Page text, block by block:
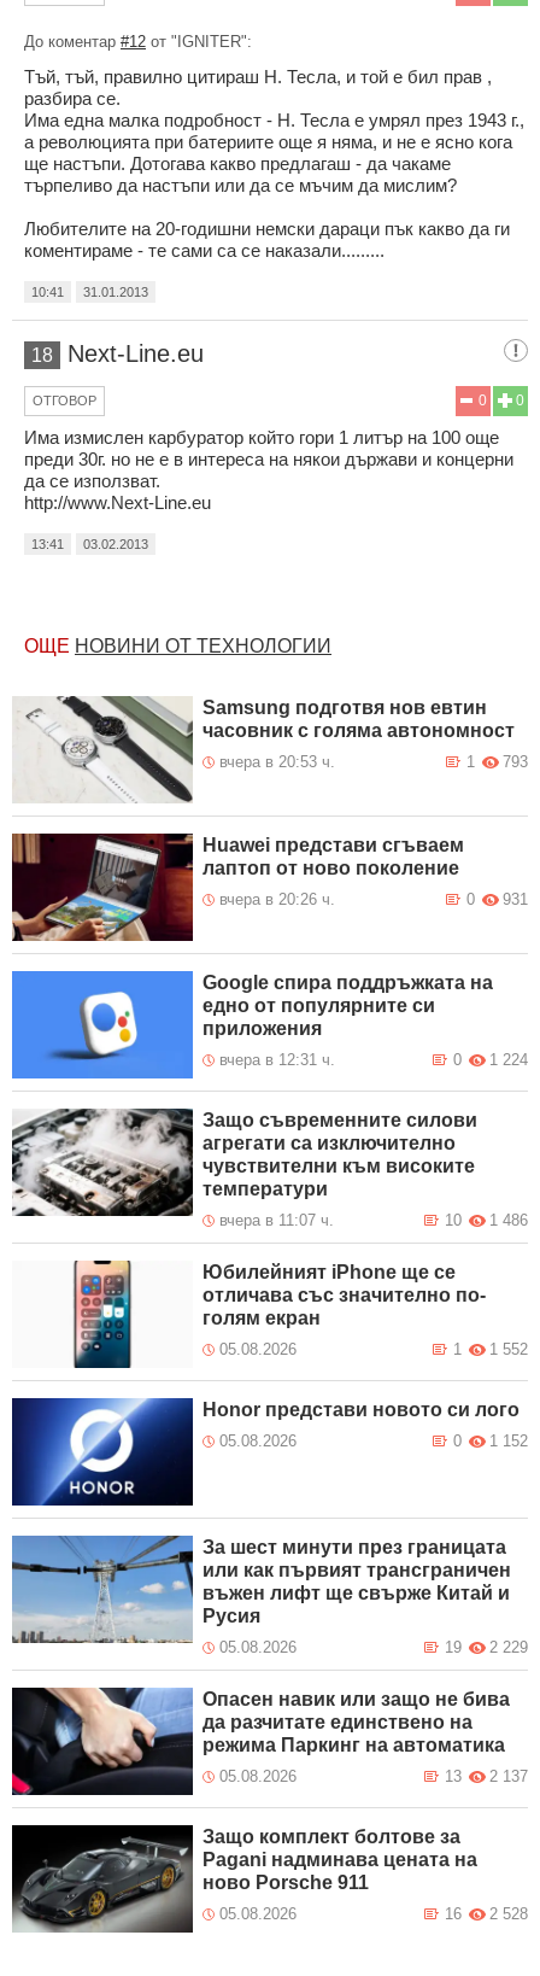
До коментар #12 от "IGNITER":
Тъй, тъй, правилно цитираш Н. Тесла, и той е бил прав ,
разбира се.
Има една малка подробност - Н. Тесла е умрял през 1943 г.,
а революцията при батериите още я няма, и не е ясно кога
ще настъпи. Дотогава какво предлагаш - да чакаме
търпеливо да настъпи или да се мъчим да мислим?
Любителите на 20-годишни немски дараци пък какво да ги
коментираме - те сами са се наказали.........
10:41 31.01.2013
18 Next-Line.eu
0
0
ОТГОВОР
Има измислен карбуратор който гори 1 литър на 100 още
преди 30г. но не е в интереса на някои държави и концерни
да се използват.
http://www.Next-Line.eu
13:41 03.02.2013
ОЩЕ НОВИНИ ОТ ТЕХНОЛОГИИ
Samsung подготвя нов евтин
часовник с голяма автономност
вчера в 20:53 ч. 793
1
Huawei представи сгъваем
лаптоп от ново поколение
вчера в 20:26 ч. 931
0
Google спира поддръжката на
едно от популярните си
приложения
вчера в 12:31 ч. 1 224
0
Защо съвременните силови
агрегати са изключително
чувствителни към високите
температури
вчера в 11:07 ч. 1 486
10
Юбилейният iPhone ще се
отличава със значително по-
голям екран
05.08.2026 1 552
1
Honor представи новото си лого
05.08.2026 1 152
0
За шест минути през границата
или как първият трансграничен
въжен лифт ще свърже Китай и
Русия
05.08.2026 2 229
19
Опасен навик или защо не бива
да разчитате единствено на
режима Паркинг на автоматика
05.08.2026 2 137
13
Защо комплект болтове за
Pagani надминава цената на
ново Porsche 911
05.08.2026 2 528
16